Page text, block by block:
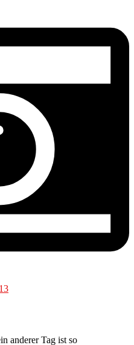
anderer Tag ist so